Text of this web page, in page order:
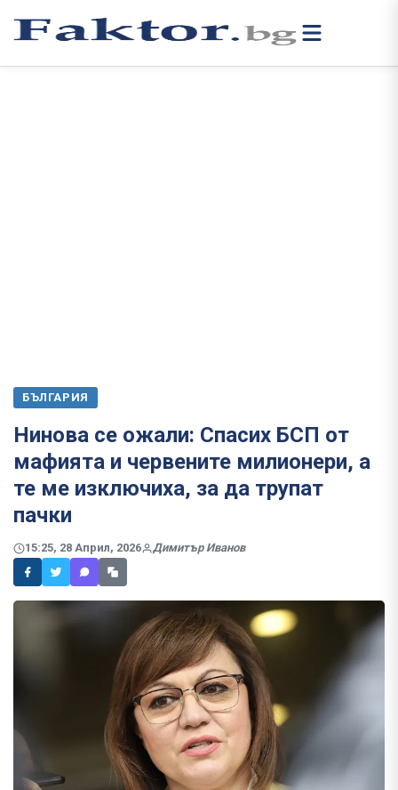
БЪЛГАРИЯ
Нинова се ожали: Спасих БСП от
мафията и червените милионери, а
те ме изключиха, за да трупат
пачки
15:25, 28 Април, 2026 Димитър Иванов